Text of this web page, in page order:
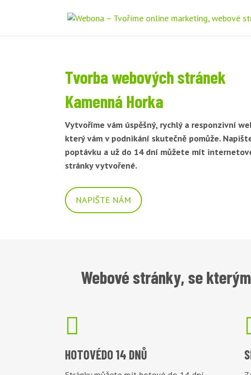
Tvorba webových stránek
Kamenná Horka
Vytvoříme vám úspěšný, rychlý a responzivní
který vám v podnikání skutečně pomůže.
poptávku a už do 14 dní můžete mít
stránky vytvořené.
NAPIŠTE NÁM
Webové stránky, se

HOTOVÉDO 14 DNŮ